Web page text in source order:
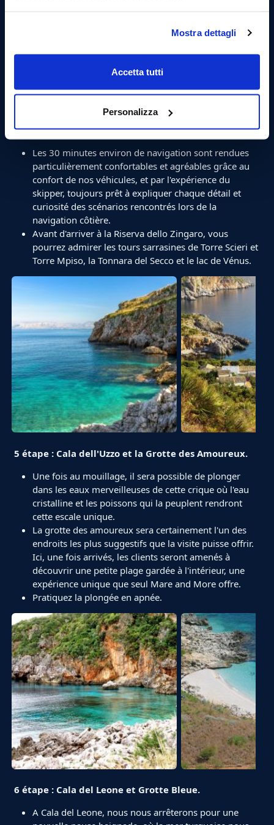
Mostra dettagli
Accetta tutti
Personalizza
13h30 - Amarrage au port de San Vito Lo Capo et
Une fois au port et à quai, vous pourrez visiter le
balnéaire et déjeuner dans l'un des restaurants
15h30 - Départ pour la réserve naturelle du Zingaro.
Les 30 minutes environ de navigation sont rendues
particulièrement confortables et agréables grâce au
confort de nos véhicules, et par l'expérience du
skipper, toujours prêt à expliquer chaque détail et
curiosité des scénarios rencontrés lors de la
navigation côtière.
Avant d'arriver à la Riserva dello Zingaro, vous
pourrez admirer les tours sarrasines de Torre Scieri et
Torre Mpiso, la Tonnara del Secco et le lac de Vénus.
5 étape : Cala dell'Uzzo et la Grotte des Amoureux.
Une fois au mouillage, il sera possible de plonger
dans les eaux merveilleuses de cette crique où l'eau
cristalline et les poissons qui la peuplent rendront
cette escale unique.
La grotte des amoureux sera certainement l'un des
endroits les plus suggestifs que la visite puisse offrir.
Ici, une fois arrivés, les clients seront amenés à
découvrir une petite plage gardée à l'intérieur, une
expérience unique que seul Mare and More offre.
Pratiquez la plongée en apnée.
6 étape : Cala del Leone et Grotte Bleue.
A Cala del Leone, nous nous arrêterons pour une